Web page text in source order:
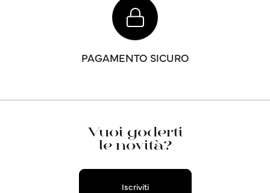
PAGAMENTO SICURO
Vuoi goderti
le novità?
Iscriviti